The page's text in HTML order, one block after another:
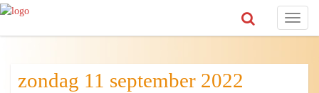
Toggle
zondag 11 september 2022